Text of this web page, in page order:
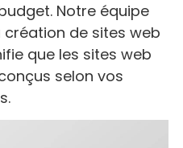
Notre équipe
de sites web
que les sites web
selon vos